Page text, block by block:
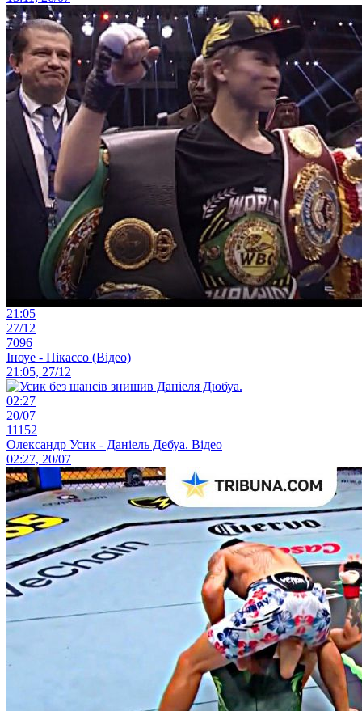
21:05
27/12
7096
Іноуе - Пікассо (Відео)
21:05, 27/12
02:27
20/07
11152
Олександр Усик - Даніель Дебуа. Відео
02:27, 20/07